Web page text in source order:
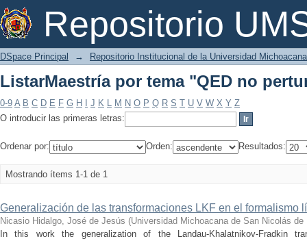
Repositorio
ListarMaestría por tema "QED no
DSpace Principal → Repositorio Institucional de la Universidad
ListarMaestría por tema "QED no
0-9 A B C D E F G H J K L M N O P Q R S T U V W X Y Z
O introducir las primeras letras:
Ordenar por: Orden: Resultados:
Mostrando ítems 1-1 de 1
Generalización de las transformaciones LKF en el formalismo
Nicasio Hidalgo, José de Jesús (Universidad Michoacana de San Nicolás de
In this work the generalization of the Landau-Khalatnikov-Fradkin